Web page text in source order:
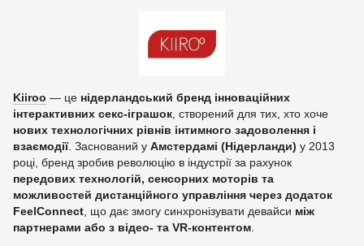
Kiiroo — це нідерландський бренд інноваційних
інтерактивних секс‑іграшок , створений для тих, хто хоче
нових технологічних рівнів інтимного задоволення і
взаємодії. Заснований у Амстердамі (Нідерланди) у 2013
році, бренд зробив революцію в індустрії за рахунок
передових технологій, сенсорних моторів та
можливостей дистанційного управління через додаток
FeelConnect , що дає змогу синхронізувати девайси між
партнерами або з відео‑ та VR‑контентом